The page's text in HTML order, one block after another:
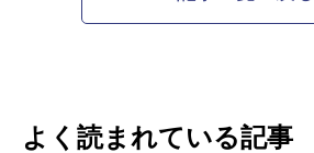
よく読まれている記事